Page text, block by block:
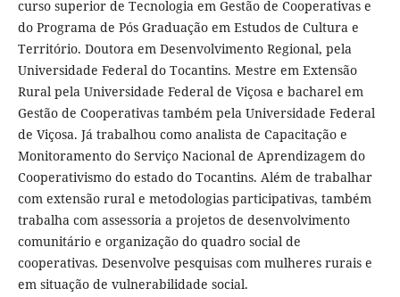
curso superior de Tecnologia em Gestão de Cooperativas e
do Programa de Pós Graduação em Estudos de Cultura e
Território. Doutora em Desenvolvimento Regional, pela
Universidade Federal do Tocantins. Mestre em Extensão
Rural pela Universidade Federal de Viçosa e bacharel em
Gestão de Cooperativas também pela Universidade Federal
de Viçosa. Já trabalhou como analista de Capacitação e
Monitoramento do Serviço Nacional de Aprendizagem do
Cooperativismo do estado do Tocantins. Além de trabalhar
com extensão rural e metodologias participativas, também
trabalha com assessoria a projetos de desenvolvimento
comunitário e organização do quadro social de
cooperativas. Desenvolve pesquisas com mulheres rurais e
em situação de vulnerabilidade social.